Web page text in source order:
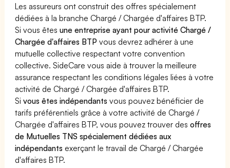
Les assureurs ont construit des offres spécialement
dédiées à la branche Chargé / Chargée d'affaires BTP.
Si vous êtesune entreprise ayant pour activité Chargé /
Chargée d'affaires BTP vous devrez adhérer à une
mutuelle collective respectant votre convention
collective. SideCare vous aide à trouver la meilleure
assurance respectant les conditions légales liées à votre
activité de Chargé / Chargée d'affaires BTP.
Sivous êtes indépendants vous pouvez bénéficier de
tarifs préférentiels grâce à votre activité de Chargé /
Chargée d'affaires BTP, vous pouvez trouver desoffres
de Mutuelles TNS spécialement dédiées aux
indépendants exerçant le travail de Chargé / Chargée
d'affaires BTP.